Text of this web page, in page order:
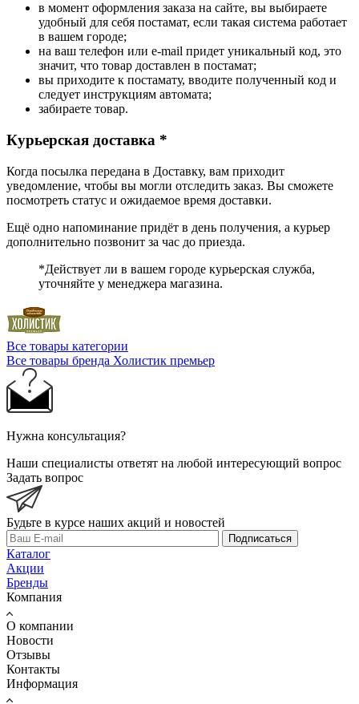
в момент оформления заказа на сайте, вы выбираете
удобный для себя постамат, если такая система работает
в вашем городе;
на ваш телефон или e-mail придет уникальный код, это
значит, что товар доставлен в постамат;
вы приходите к постамату, вводите полученный код и
следует инструкциям автомата;
забираете товар.
Курьерская доставка *
Когда посылка передана в Доставку, вам приходит
уведомление, чтобы вы могли отследить заказ. Вы сможете
посмотреть статус и ожидаемое время доставки.
Ещё одно напоминание придёт в день получения, а курьер
дополнительно позвонит за час до приезда.
*Действует ли в вашем городе курьерская служба,
уточняйте у менеджера магазина.
Все товары категории
Все товары бренда Холистик премьер
Нужна консультация?
Наши специалисты ответят на любой интересующий вопрос
Задать вопрос
Будьте в курсе наших акций и новостей
Подписаться
Каталог
Акции
Бренды
Компания
О компании
Новости
Отзывы
Контакты
Информация